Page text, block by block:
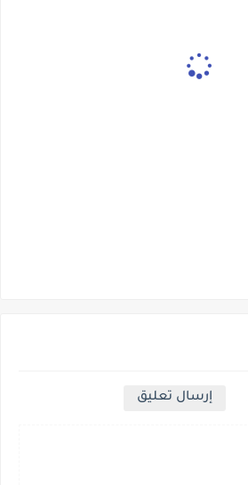
إرسال تعليق